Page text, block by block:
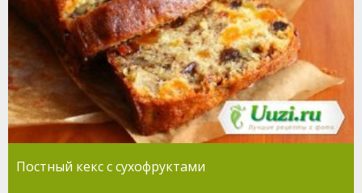
Постный кекс с сухофруктами